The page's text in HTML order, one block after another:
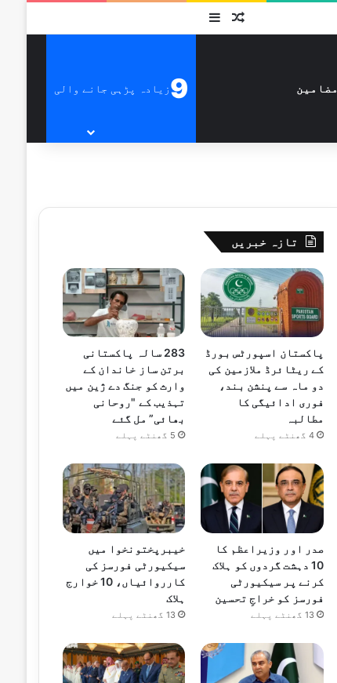
متفرق
مضامین 9زیادہ پڑہی جانے والی
تازہ خبریں
پاکستان اسپورٹس بورڈ
کے ریٹائرڈ ملازمین کی
دو ماہ سے پنشن بند،
فوری ادائیگی کا
مطالبہ
4 گھنٹے پہلے
283 سالہ پاکستانی
برتن ساز خاندان کے
وارث کو جنگ دے ژین میں
تہذیب کے "روحانی
بھائی” مل گئے
5 گھنٹے پہلے
صدر اور وزیراعظم کا
10 دہشت گردوں کو ہلاک
کرنے پر سیکیورٹی
فورسز کو خراجِ تحسین
13 گھنٹے پہلے
خیبرپختونخوا میں
سیکیورٹی فورسز کی
کارروائیاں، 10 خوارج
ہلاک
13 گھنٹے پہلے